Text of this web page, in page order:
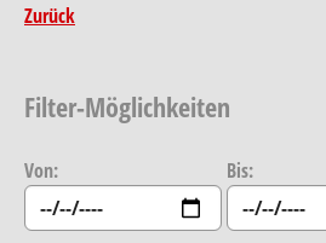
Zurück
Filter-Möglichkeiten
Von: Bis: